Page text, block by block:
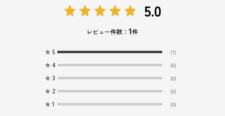
5.0
レビュー件数：1件
★ 5 (1)
★ 4 (0)
★ 3 (0)
★ 2 (0)
★ 1 (0)